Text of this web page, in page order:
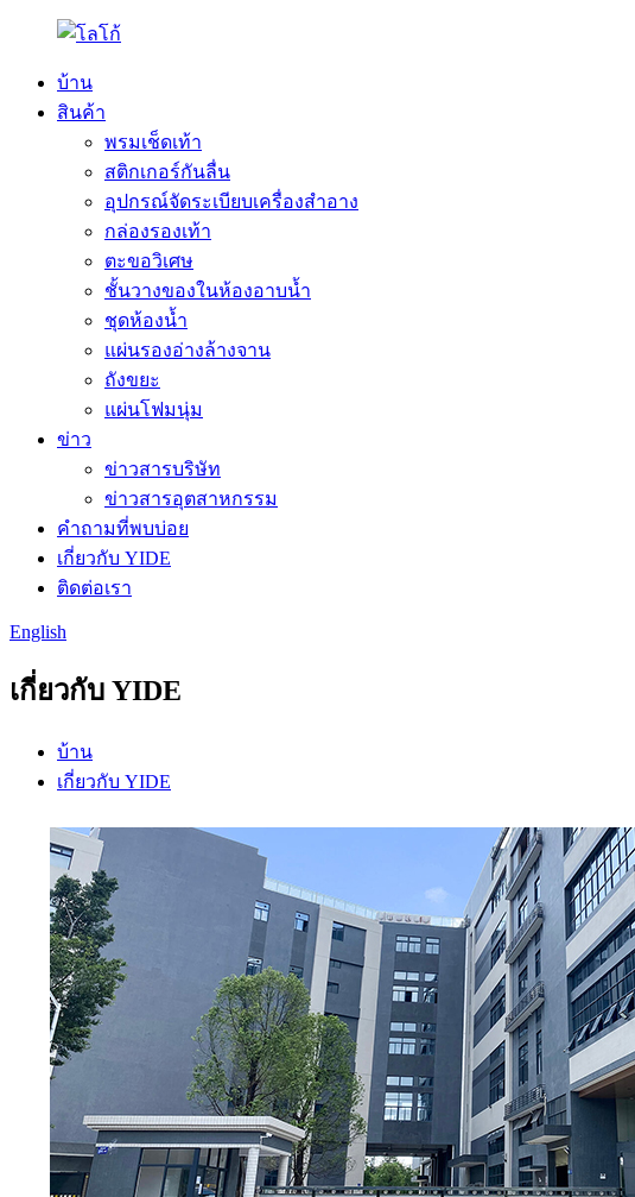
บ้าน
สินค้า
พรมเช็ดเท้า
สติกเกอร์กันลื่น
อุปกรณ์จัดระเบียบเครื่องสำอาง
กล่องรองเท้า
ตะขอวิเศษ
ชั้นวางของในห้องอาบน้ำ
ชุดห้องน้ำ
แผ่นรองอ่างล้างจาน
ถังขยะ
แผ่นโฟมนุ่ม
ข่าว
ข่าวสารบริษัท
ข่าวสารอุตสาหกรรม
คำถามที่พบบ่อย
เกี่ยวกับ YIDE
ติดต่อเรา
English
เกี่ยวกับ YIDE
บ้าน
เกี่ยวกับ YIDE